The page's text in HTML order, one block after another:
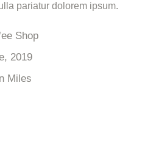
pariatur dolorem ipsum.
Shop
2019
Miles